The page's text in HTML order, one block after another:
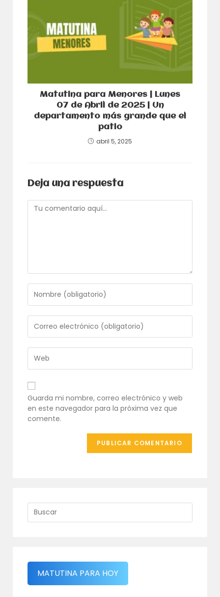
Matutina para Menores | Lunes
07 de Abril de 2025 | Un
departamento más grande que el
patio
abril 5, 2025
Deja una respuesta
Comentario
tu
nombre
o
nombre
de
usuario
para
comentar
tu
dirección
de
correo
electrónico
para
comentar
URL
de
tu
web
(opcional)
Guarda mi nombre, correo electrónico y web
en este navegador para la próxima vez que
comente.
MATUTINA PARA HOY